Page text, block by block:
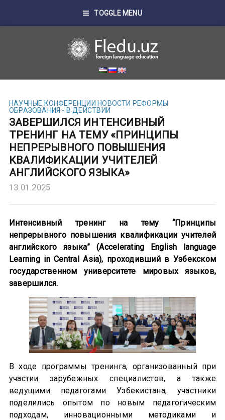
TOGGLE MENU
НАУЧНЫЕ КОНФЕРЕНЦИИ НОВОСТИ РЕФОРМЫ
ОБРАЗОВАНИЯ - В ДЕЙСТВИИ
ЗАВЕРШИЛСЯ ИНТЕНСИВНЫЙ
ТРЕНИНГ НА ТЕМУ «ПРИНЦИПЫ
НЕПРЕРЫВНОГО ПОВЫШЕНИЯ
КВАЛИФИКАЦИИ УЧИТЕЛЕЙ
АНГЛИЙСКОГО ЯЗЫКА»
13.01.2025
Интенсивный тренинг на тему “Принципы
непрерывного повышения квалификации учителей
английского языка” (Accelerating English language
Learning in Central Asia), проходивший в Узбекском
государственном университете мировых языков,
завершился.
В ходе программы тренинга, организованный при
участии зарубежных специалистов, а также
ведущими педагогами Узбекистана, участники
поделились опытом по новым педагогическим
подходам, инновационными методиками и